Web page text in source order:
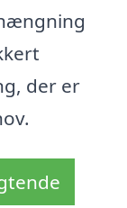
der er